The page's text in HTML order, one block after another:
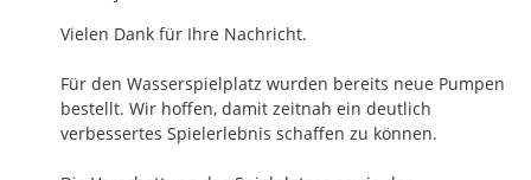
Vielen Dank für Ihre Nachricht.
Für den Wasserspielplatz wurden bereits neue Pumpen
bestellt. Wir hoffen, damit zeitnah ein deutlich
verbessertes Spielerlebnis schaffen zu können.